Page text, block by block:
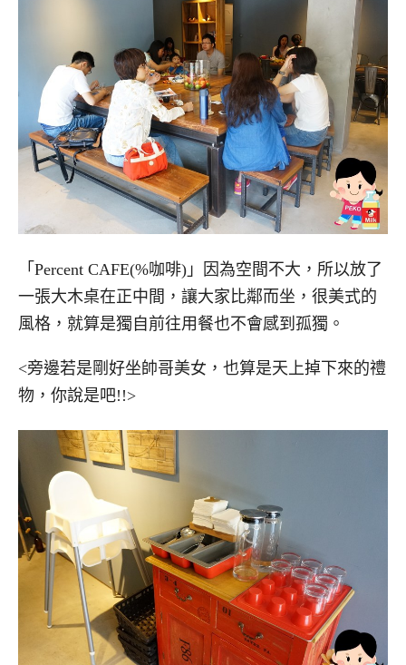
「Percent CAFE(%咖啡)」因為空間不大，所以放了
一張大木桌在正中間，讓大家比鄰而坐，很美式的
風格，就算是獨自前往用餐也不會感到孤獨。
<旁邊若是剛好坐帥哥美女，也算是天上掉下來的禮
物，你說是吧!!>